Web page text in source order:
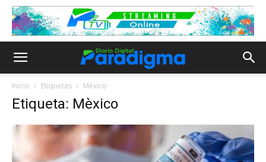
Inicio Etiquetas Mèxico
Etiqueta: Mèxico